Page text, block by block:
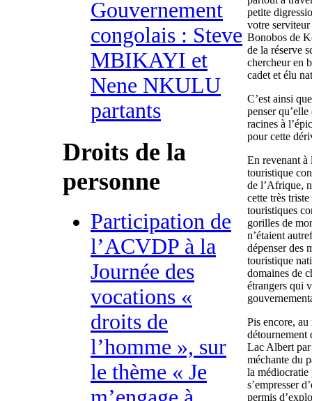
Gouvernement
congolais : Steve
MBIKAYI et
Nene NKULU
partants
Droits de la
personne
Participation de
l’ACVDP à la
Journée des
vocations «
droits de
l’homme », sur
le thème « Je
petite
votre
Bonobos de
de la réserve
chercheur en
cadet et élu
C’est ainsi
penser
racines à
pour cette
En revenant à
touristique
de l’Afrique,
cette très
touristiques
gorilles de
n’étaient
dépenser des
touristique
domaines de
étrangers qui
Pis encore,
détournement
Lac Albert
méchante du
la médiocratie
s’empresser
permis